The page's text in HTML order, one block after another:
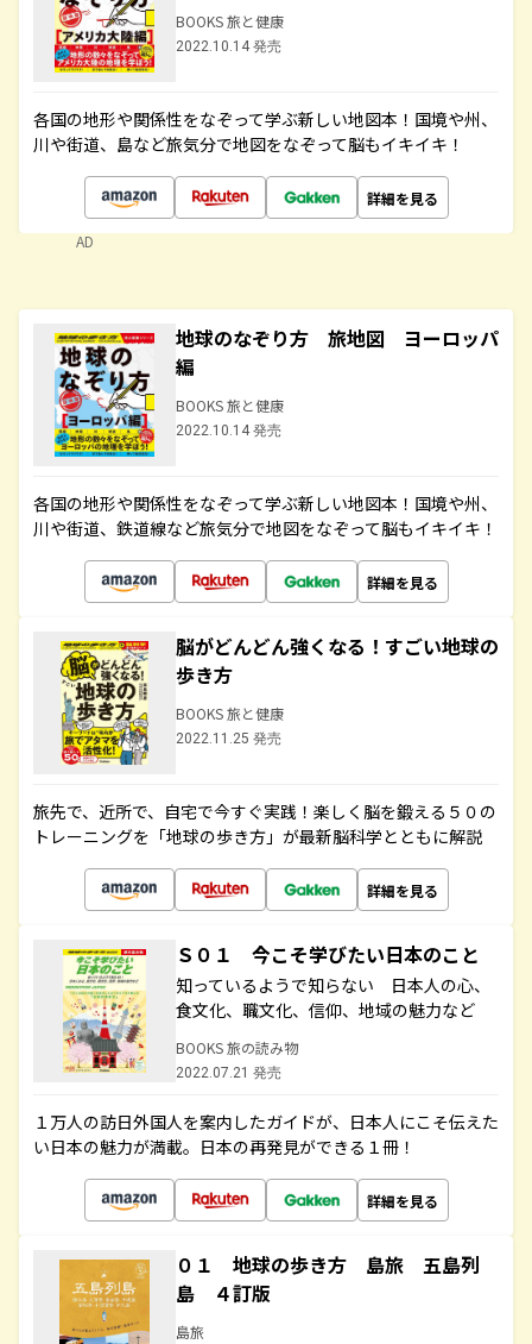
BOOKS 旅と健康
2022.10.14 発売
各国の地形や関係性をなぞって学ぶ新しい地図本！国境や州、
川や街道、島など旅気分で地図をなぞって脳もイキイキ！
詳細を見る
AD
地球のなぞり方 旅地図 ヨーロッパ
編
BOOKS 旅と健康
2022.10.14 発売
各国の地形や関係性をなぞって学ぶ新しい地図本！国境や州、
川や街道、鉄道線など旅気分で地図をなぞって脳もイキイキ！
詳細を見る
脳がどんどん強くなる！すごい地球の
歩き方
BOOKS 旅と健康
2022.11.25 発売
旅先で、近所で、自宅で今すぐ実践！楽しく脳を鍛える５０の
トレーニングを「地球の歩き方」が最新脳科学とともに解説
詳細を見る
Ｓ０１ 今こそ学びたい日本のこと
知っているようで知らない 日本人の心、
食文化、職文化、信仰、地域の魅力など
BOOKS 旅の読み物
2022.07.21 発売
１万人の訪日外国人を案内したガイドが、日本人にこそ伝えた
い日本の魅力が満載。日本の再発見ができる１冊！
詳細を見る
０１ 地球の歩き方 島旅 五島列
島 ４訂版
島旅